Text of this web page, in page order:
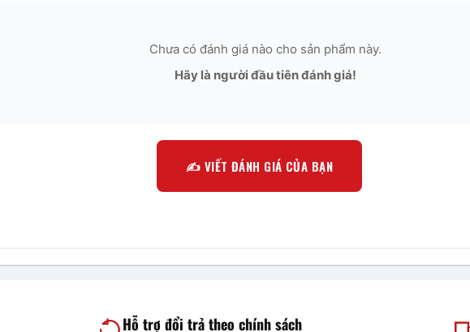
Chưa có đánh giá nào cho sản phẩm này.
Hãy là người đầu tiên đánh giá!
✍️ VIẾT ĐÁNH GIÁ CỦA BẠN
Hỗ trợ đổi trả theo chính sách